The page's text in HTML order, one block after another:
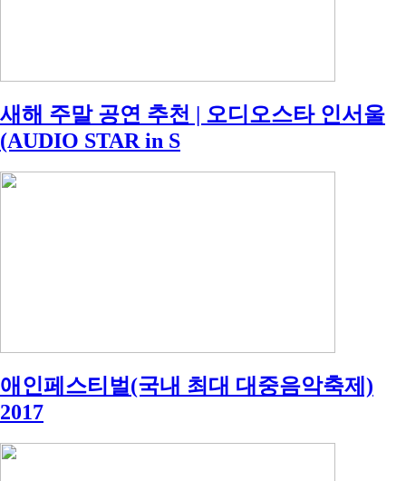
새해 주말 공연 추천 | 오디오스타 인서울
(AUDIO STAR in S
애인페스티벌(국내 최대 대중음악축제)
2017